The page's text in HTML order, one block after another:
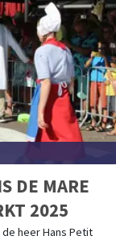
DE MARE
2025
heer Hans Petit